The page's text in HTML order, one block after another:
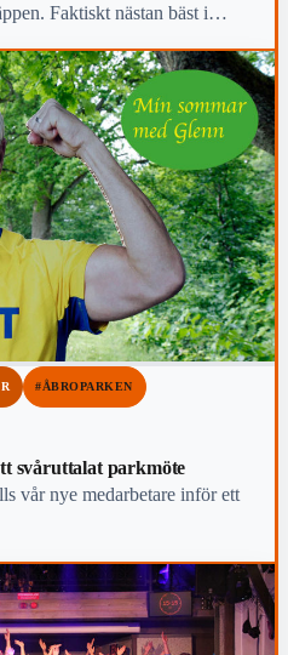
Faktiskt nästan bäst i
#ÅBROPARKEN
svåruttalat parkmöte
vår nye medarbetare inför ett